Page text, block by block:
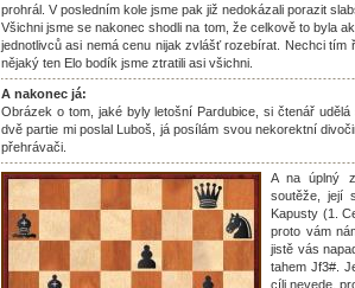
prohrál. V posledním kole jsme pak již nedokázali porazit
Všichni jsme se nakonec shodli na tom, že celkově to byla
jednotlivců asi nemá cenu nijak zvlášť rozebírat. Nechci
nějaký ten Elo bodík jsme ztratili asi všichni.
A nakonec já:
Obrázek o tom, jaké byly letošní Pardubice, si čtenář
dvě partie mi poslal Luboš, já posílám svou nekorektní
přehrávači.
A na úplný
soutěže, její
Kapusty (1.
proto vám
jistě vás
tahem Jf3#.
cíli nevede,